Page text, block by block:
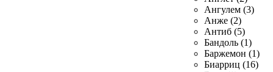
Ангулем (3)
Анже (2)
Антиб (5)
Бандоль (1)
Баржемон (1)
Биарриц (16)